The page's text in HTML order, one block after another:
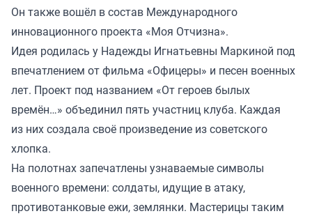
Он также вошёл в состав Международного
инновационного проекта «Моя Отчизна».
Идея родилась у Надежды Игнатьевны Маркиной под
впечатлением от фильма «Офицеры» и песен военных
лет. Проект под названием «От героев былых
времён…» объединил пять участниц клуба. Каждая
из них создала своё произведение из советского
хлопка.
На полотнах запечатлены узнаваемые символы
военного времени: солдаты, идущие в атаку,
противотанковые ежи, землянки. Мастерицы таким